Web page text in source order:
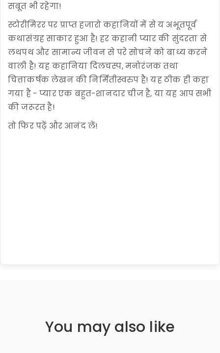
सबूत भी रहेगा!
स्टोरीमिरर पर प्राप्त हजारो कहानियों में से य अभूतपूर्व
कथासंग्रह साकार हुआ है! हर कहानी प्यार की सुंदरता से
लथपथ और सामान्य जीवन से परे सोचने को बाध्य करने
वाली है! यह कहानिया दिलचस्प, मनोरंजक तथा
चित्ताकर्षक लेखन की निर्मितीस्वरुप है! यह ठीक ही कहा
गया है - प्यार एक बहुत-शानदार चीज है, या यह आप सभी
की जरूरत है!
तो फिर पढ़ें और आनंद लें!
You may also like